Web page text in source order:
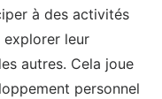
à des activités
explorer leur
autres. Cela joue
personnel